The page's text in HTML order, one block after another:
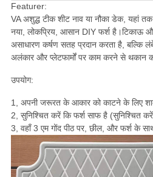
Featurer:
VA अशुद्ध टीक शीट नाव या नौका डेक, यहां
नया, लोकप्रिय, आसान DIY फर्श
असाधारण कर्षण सतह प्रदान करता है,
अलंकार और प्लेटफार्मों पर काम करने से थकान
उपयोग:
1, अपनी जरूरत के आकार को काटने के लिए
2, सुनिश्चित करें कि फर्श साफ है (सुनिश्चित
3, वहाँ 3 एम गोंद पीठ पर, छील, और फर्श के